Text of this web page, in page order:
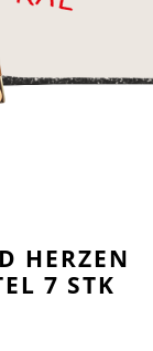
HERZEN
7 STK